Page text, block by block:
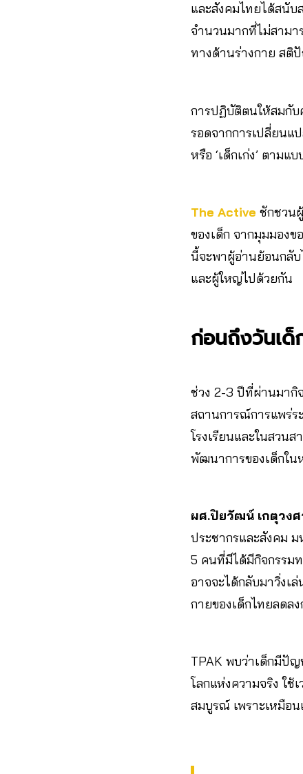
และสังคมไทยได้สนับ
จำนวนมากที่ไม่สาม
ทางด้านร่างกาย สติ
การปฏิบัติตนให้สมกับ
รอดจากการเปลี่ยนแ
หรือ ‘เด็กเก่ง’ ตามแ
The Active ชักชวน
ของเด็ก จากมุมมองข
นี้จะพาผู้อ่านย้อนกลับ
และผู้ใหญ่ไปด้วยกัน
ก่อนถึงวันเด็
ช่วง 2-3 ปีที่ผ่านมากิ
สถานการณ์การแพร่ร
โรงเรียนและในสวน
พัฒนาการของเด็กใน
ผศ.ปิยวัฒน์ เกตุวงศ
ประชากรและสังคม
5 คนที่มีได้มีกิจกรรม
อาจจะได้กลับมาวิ่งเ
กายของเด็กไทยลดล
TPAK พบว่าเด็กมีปั
โลกแห่งความจริง ใช้
สมบูรณ์ เพราะเหมือ